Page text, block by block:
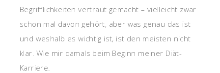
Begrifflichkeiten vertraut gemacht – vielleicht zwar
schon mal davon gehört, aber was genau das ist
und weshalb es wichtig ist, ist den meisten nicht
klar. Wie mir damals beim Beginn meiner Diät-
Karriere.